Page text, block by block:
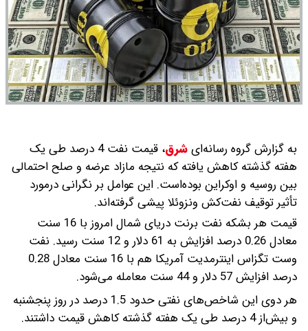
به گزارش گروه رسانه‌ایشرق،
قیمت نفت 4 درصد طی یک
هفته گذشته کاهش یافته که نتیجه مازاد عرضه و صلح احتمالی
بین روسیه و اوکراین بوده‌است. این عوامل بر نگرانی درمورد
تأثیر توقیف نفت‌کش ونزوئلا پیشی گرفته‌اند.
قیمت هر بشکه نفت برنت دریای شمال امروز با 16 سنت
معادل 0.26 درصد افزایش به 61 دلار و 12 سنت رسید. نفت
وست تگزاس اینترمدیت آمریکا هم با 16 سنت معادل 0.28
درصد افزایش 57 دلار و 44 سنت معامله می‌شود.
هر دوی این شاخص‌های نفتی حدود 1.5 درصد در روز پنجشنبه
و بیش‌از 4 درصد طی یک هفته گذشته کاهش قیمت داشتند.